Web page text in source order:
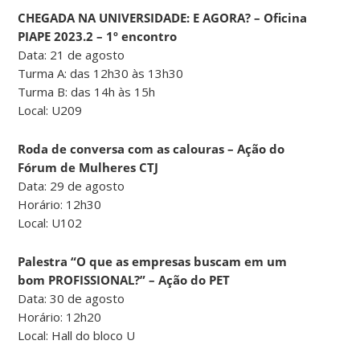
CHEGADA NA UNIVERSIDADE: E AGORA? – Oficina
PIAPE 2023.2 – 1º encontro
Data: 21 de agosto
Turma A: das 12h30 às 13h30
Turma B: das 14h às 15h
Local: U209
Roda de conversa com as calouras – Ação do
Fórum de Mulheres CTJ
Data: 29 de agosto
Horário: 12h30
Local: U102
Palestra “O que as empresas buscam em um
bom PROFISSIONAL?” – Ação do PET
Data: 30 de agosto
Horário: 12h20
Local: Hall do bloco U